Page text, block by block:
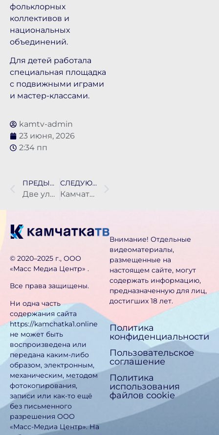
фольклорных
коллективов и
национальных
объединений.
Для детей работала
специальная площадка
с подвижными играми
и мастер-классами.
kamtv-admin
23 июня, 2026
2:34 пп
ПРЕДЫДУЩАЯ НОВОСТЬ
Две улицы в Петропавловске отремонтируют за 105 миллионов рублей
СЛЕДУЮЩАЯ НОВОСТЬ
Камчатка бьёт рекорды по количеству стобалльников ЕГЭ
©️ 2020–2025 г., ООО
«Масс Медиа Центр» .
Все права защищены.
Ни одна часть
содержания сайта
https://kamchatka1.online
не может быть
воспроизведена или
передана каким-либо
образом, электронным,
механическим, методом
фотокопирования,
записи или как-то ещё
без письменного
разрешения ООО
«Масс-Медиа Центр». На
Внимание! Отдельные
видеоматериалы,
размещенные на
настоящем сайте, могут
содержать информацию,
предназначен­ную для лиц,
достигших 18 лет.
Политика
конфиденциальности
Пользовательское
соглашение
Политика
использования
файлов cookie